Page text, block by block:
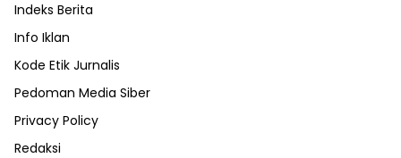
Indeks Berita
Info Iklan
Kode Etik Jurnalis
Pedoman Media Siber
Privacy Policy
Redaksi